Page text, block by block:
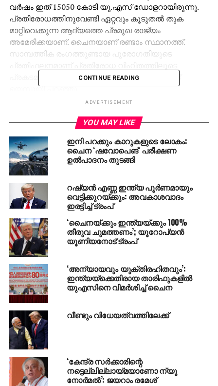
വര്‍ഷം ഇത് 15050 കോടി യു.എസ് ഡോളറായിരുന്നു.
പ്രതിരോധത്തിനുവേണ്ടി ഏറ്റവും കൂടുതല്‍ തുക
മാറ്റിവെക്കുന്ന ആദ്യത്തെ പ്രമുഖ രാജ്യം
അമേരിക്കയാണ്. ചൈനയാണ് രണ്ടാം സ്ഥാനത്ത്.
സാമ്പത്തിക രംഗത്തുണ്ടായ പുരോഗതിയുടെ
പ്രകടമാകുന്നതെന്ന് ചൈനീസ് വക്താവ് സാങ്
യെസൂയി പറഞ്ഞു.
മുഹമ്മദ് ബിന്‍ സല്‍മാന്‍ ഈജിപ്തില്‍
DON'T MISS
വിമാനത്തില്‍ വസ്ത്രമഴിച്ച് സ്ത്രീകളെ
ശല്യംചെയ്ത യുവാവ് അറസ്റ്റില്‍
CONTINUE READING
ADVERTISEMENT
YOU MAY LIKE
ഇനി പറക്കും കാറുകളുടെ ലോകം:
ചൈന ‘ഷവോപെങ്’ പരീക്ഷണ
ഉല്‍പാദനം തുടങ്ങി
റഷ്യന്‍ എണ്ണ ഇന്ത്യ പൂര്‍ണമായും
വെട്ടിക്കുറയ്ക്കും: അവകാശവാദം
ഇരട്ടിച്ച് ട്രംപ്
‘ചൈനയ്ക്കും ഇന്ത്യയ്ക്കും 100%
തീരുവ ചുമത്തണം’; യൂറോപ്യന്‍
യൂണിയനോട് ട്രംപ്
‘അന്യായവും യുക്തിരഹിതവും’:
ഇന്ത്യയ്ക്കെതിരായ താരിഫുകളില്‍
യുഎസിനെ വിമര്‍ശിച്ച് ചൈന
വീണ്ടും വിധേയത്വത്തിലേക്ക്
‘കേന്ദ്ര സര്‍ക്കാരിന്റെ
നട്ടെല്ലില്ലായ്മയാണോ ന്യൂ
നോര്‍മല്‍’: ജയറാം രമേശ്